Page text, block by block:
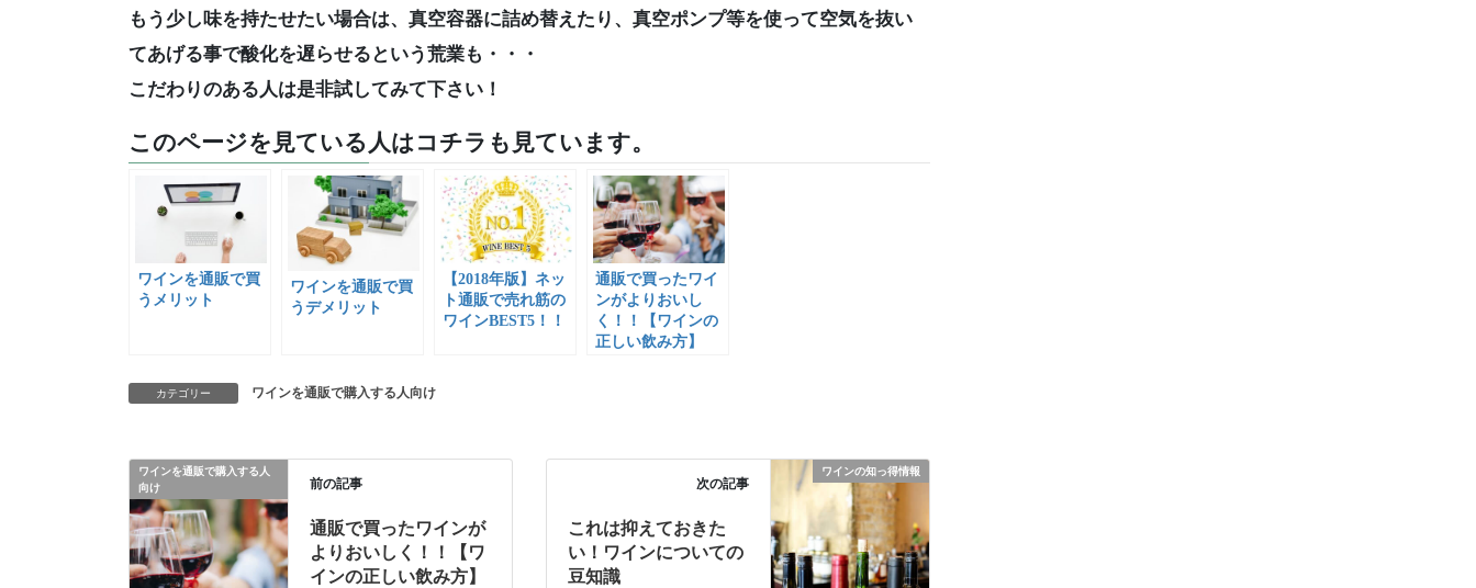
もう少し味を持たせたい場合は、真空容器に詰め替えたり、真空ポンプ等を使って空気を抜い
てあげる事で酸化を遅らせるという荒業も・・・
こだわりのある人は是非試してみて下さい！
このページを見ている人はコチラも見ています。
ワインを通販で買
うメリット
ワインを通販で買
うデメリット
【2018年版】ネッ
ト通販で売れ筋の
ワインBEST5！！
通販で買ったワイ
ンがよりおいし
く！！【ワインの
正しい飲み方】
カテゴリー ワインを通販で購入する人向け
ワインを通販で購入する人
向け
前の記事
通販で買ったワインが
よりおいしく！！【ワ
インの正しい飲み方】
ワインの知っ得情報
次の記事
これは抑えておきた
い！ワインについての
豆知識